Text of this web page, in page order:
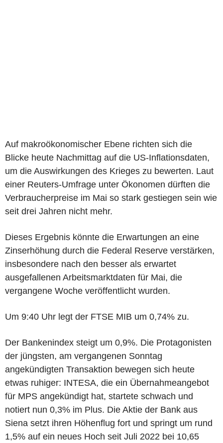
Auf makroökonomischer Ebene richten sich die
Blicke heute Nachmittag auf die US-Inflationsdaten,
um die Auswirkungen des Krieges zu bewerten. Laut
einer Reuters-Umfrage unter Ökonomen dürften die
Verbraucherpreise im Mai so stark gestiegen sein wie
seit drei Jahren nicht mehr.
Dieses Ergebnis könnte die Erwartungen an eine
Zinserhöhung durch die Federal Reserve verstärken,
insbesondere nach den besser als erwartet
ausgefallenen Arbeitsmarktdaten für Mai, die
vergangene Woche veröffentlicht wurden.
Um 9:40 Uhr legt der FTSE MIB um 0,74% zu.
Der Bankenindex steigt um 0,9%. Die Protagonisten
der jüngsten, am vergangenen Sonntag
angekündigten Transaktion bewegen sich heute
etwas ruhiger: INTESA, die ein Übernahmeangebot
für MPS angekündigt hat, startete schwach und
notiert nun 0,3% im Plus. Die Aktie der Bank aus
Siena setzt ihren Höhenflug fort und springt um rund
1,5% auf ein neues Hoch seit Juli 2022 bei 10,65